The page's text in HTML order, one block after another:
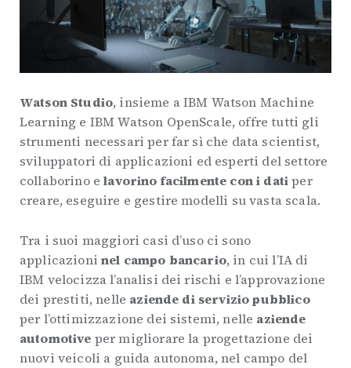
Watson Studio, insieme a IBM Watson Machine
Learning e IBM Watson OpenScale, offre tutti gli
strumenti necessari per far sì che data scientist,
sviluppatori di applicazioni ed esperti del settore
collaborino elavorino facilmente con i datiper
creare, eseguire e gestire modelli su vasta scala.
Tra i suoi maggiori casi d’uso ci sono
applicazioninel campo bancario, in cui l’IA di
IBM velocizza l’analisi dei rischi e l’approvazione
dei prestiti, nelle aziende di servizio pubblico
per l’ottimizzazione dei sistemi, nelle aziende
automotive per migliorare la progettazione dei
nuovi veicoli a guida autonoma, nel campo del